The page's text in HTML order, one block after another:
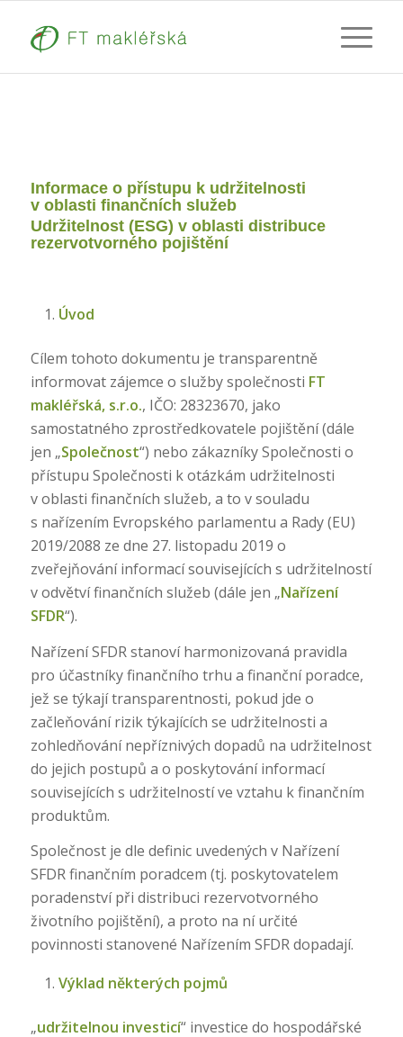
Informace o přístupu k udržitelnosti
v oblasti finančních služeb
Udržitelnost (ESG) v oblasti distribuce
rezervotvorného pojištění
Úvod
Cílem tohoto dokumentu je transparentně
informovat zájemce o služby společnosti FT
makléřská, s.r.o., IČO: 28323670, jako
samostatného zprostředkovatele pojištění (dále
jen „Společnost“) nebo zákazníky Společnosti o
přístupu Společnosti k otázkám udržitelnosti
v oblasti finančních služeb, a to v souladu
s nařízením Evropského parlamentu a Rady (EU)
2019/2088 ze dne 27. listopadu 2019 o
zveřejňování informací souvisejících s udržitelností
v odvětví finančních služeb (dále jen „Nařízení
SFDR“).
Nařízení SFDR stanoví harmonizovaná pravidla
pro účastníky finančního trhu a finanční poradce,
jež se týkají transparentnosti, pokud jde o
začleňování rizik týkajících se udržitelnosti a
zohledňování nepříznivých dopadů na udržitelnost
do jejich postupů a o poskytování informací
souvisejících s udržitelností ve vztahu k finančním
produktům.
Společnost je dle definic uvedených v Nařízení
SFDR finančním poradcem (tj. poskytovatelem
poradenství při distribuci rezervotvorného
životního pojištění), a proto na ní určité
povinnosti stanovené Nařízením SFDR dopadají.
Výklad některých pojmů
„udržitelnou investicí“ investice do hospodářské